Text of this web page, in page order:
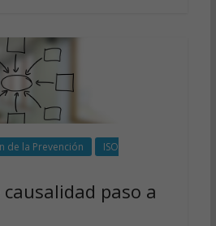
de la Prevención
ISO
causalidad paso a